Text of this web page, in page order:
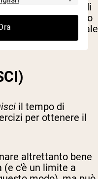
combinazione di
serie e/o del peso
un volume totale
il tempo di
per ottenere il
altrettanto bene
(e c'è un limite a